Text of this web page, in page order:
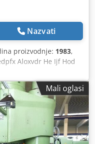
Nazvati
proizvodnje: 1983,
Aloxvdr He Ijf Hod
Mali oglasi